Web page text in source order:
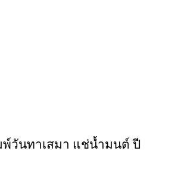
วันทาเสมา แช่น้ำมนต์ ปี